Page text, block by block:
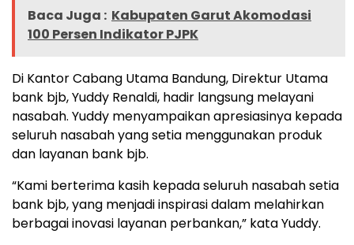
Baca Juga : Kabupaten Garut Akomodasi
100 Persen Indikator PJPK
Di Kantor Cabang Utama Bandung, Direktur Utama
bank bjb, Yuddy Renaldi, hadir langsung melayani
nasabah. Yuddy menyampaikan apresiasinya kepada
seluruh nasabah yang setia menggunakan produk
dan layanan bank bjb.
“Kami berterima kasih kepada seluruh nasabah setia
bank bjb, yang menjadi inspirasi dalam melahirkan
berbagai inovasi layanan perbankan,” kata Yuddy.